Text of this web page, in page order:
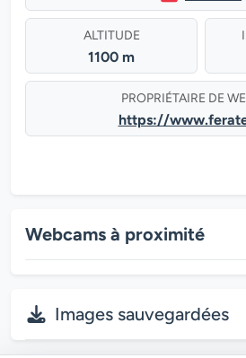
ALTITUDE
1100 m
PROPRIÉTAIRE DE
https://
Webcams à proximité
Images sauvegardées